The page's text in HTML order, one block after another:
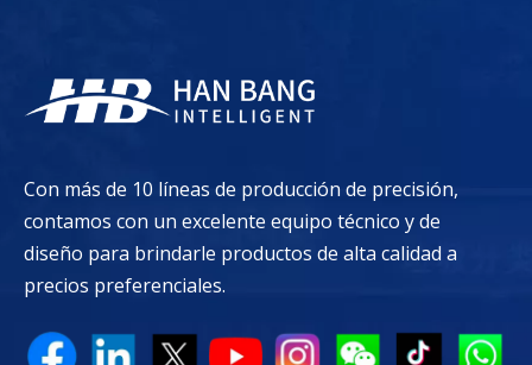
Con más de 10 líneas de producción de precisión,
contamos con un excelente equipo técnico y de
diseño para brindarle productos de alta calidad a
precios preferenciales.